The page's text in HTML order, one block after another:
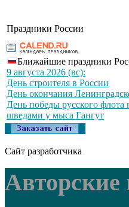
Праздники России
Ближайшие праздники
9 августа 2026 (вс):
День строителя в России
День окончания
День победы русского
шведами у мыса Гангут
Сайт разработчика
Авторские